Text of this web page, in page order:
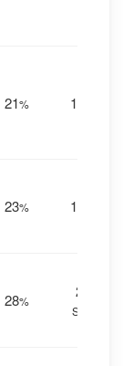
21% 14
23% 18
28%
20
SSE